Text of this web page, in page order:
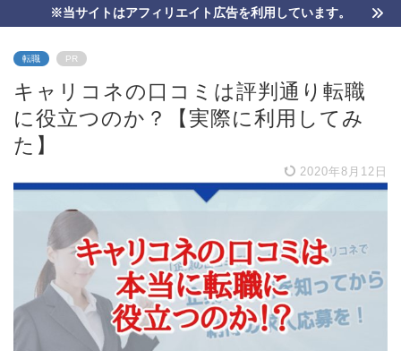
※当サイトはアフィリエイト広告を利用しています。
転職 PR
キャリコネの口コミは評判通り転職
に役立つのか？【実際に利用してみ
た】
2020年8月12日